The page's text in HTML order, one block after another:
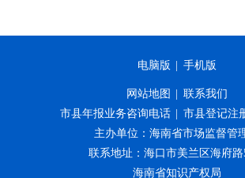
电脑版 手机版
网站地图
联系我们
市县年报业务咨询电话
市县登记注
主办单位：海南省市场监督管
联系地址：海口市美兰区海府路
海南省知识产权局